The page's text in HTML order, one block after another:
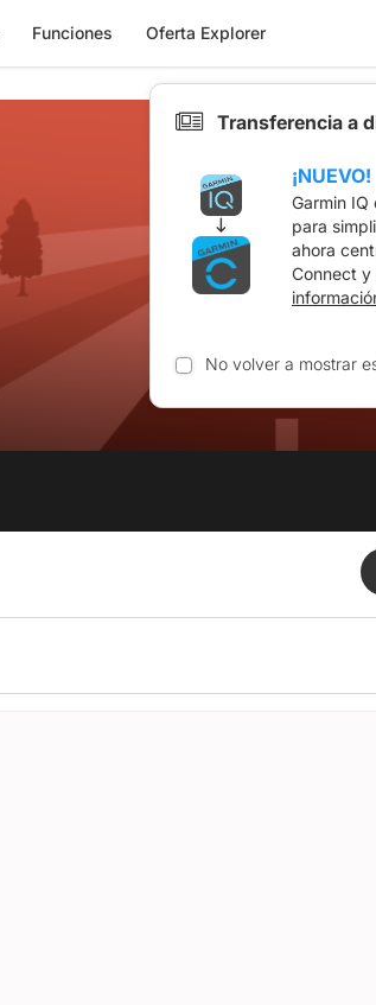
Funciones Oferta Explorer
Transferencia a
¡NUEVO!
Garmin
para
ahora
Connect y
No volver a mostrar